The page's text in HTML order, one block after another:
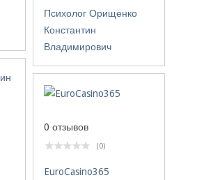
Психолог Орищенко
Константин
Владимирович
0 отзывов
(0)
EuroCasino365